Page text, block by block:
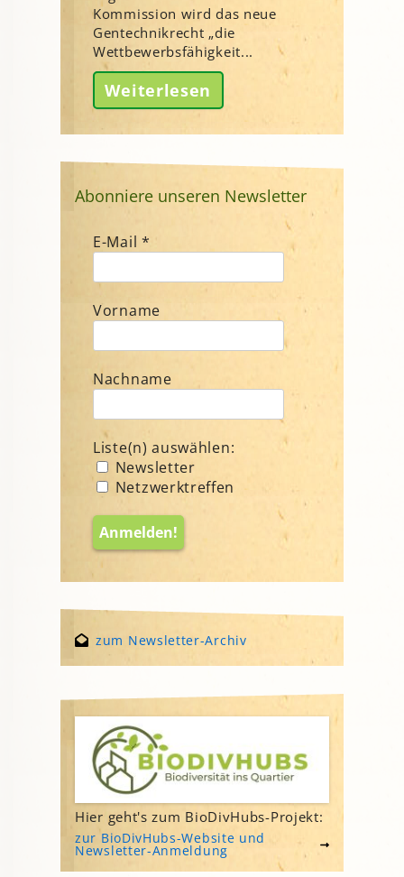
Kommission wird das neue
Gentechnikrecht „die
Wettbewerbsfähigkeit...
Weiterlesen
Abonniere unseren Newsletter
E-Mail *
Vorname
Nachname
Liste(n) auswählen:
Newsletter
Netzwerktreffen
zum Newsletter-Archiv
Hier geht's zum BioDivHubs-Projekt:
zur BioDivHubs-Website und
Newsletter-Anmeldung